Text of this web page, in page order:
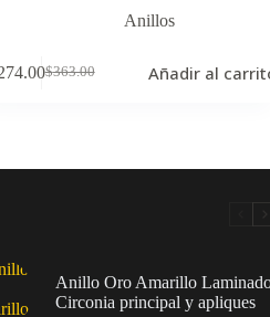
Anillos
$363.00
El
El
Añadir al
Anillo Oro Amarillo
Circonia principal y apliques